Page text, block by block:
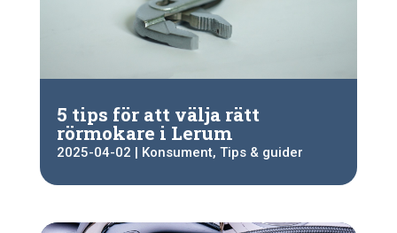
5 tips för att välja rätt
rörmokare i Lerum
2025-04-02 Konsument, Tips & guider